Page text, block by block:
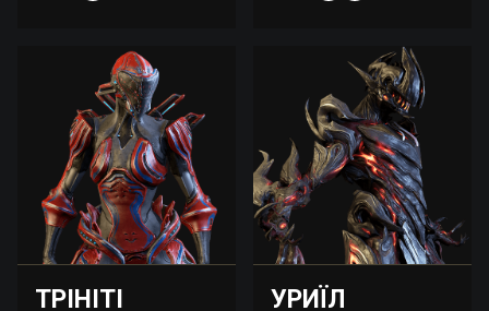
ТРІНІТІ УРИЇЛ